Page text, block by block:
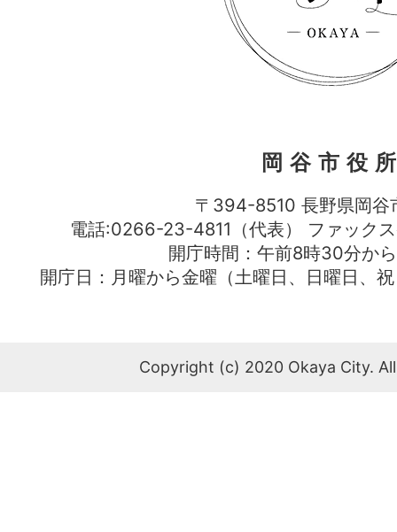
岡谷市役
〒394-8510 長野県岡谷
電話:0266-23-4811（代表） ファッ
開庁時間：午前8時30分か
開庁日：月曜から金曜（土曜日、日曜日、
Copyright (c) 2020 Okaya City.